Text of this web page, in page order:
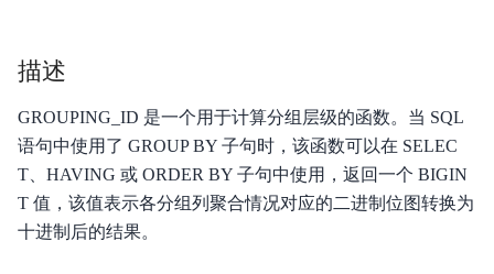
PALO
功能发布记录
描述
GROUPING_ID 是一个用于计算分组层级的函数。当 SQL
语句中使用了 GROUP BY 子句时，该函数可以在 SELEC
T、HAVING 或 ORDER BY 子句中使用，返回一个 BIGIN
T 值，该值表示各分组列聚合情况对应的二进制位图转换为
十进制后的结果。